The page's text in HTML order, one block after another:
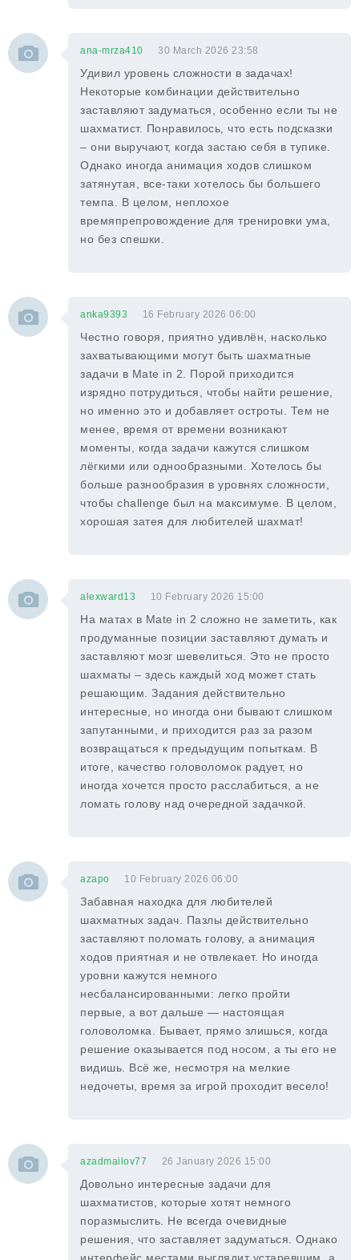
ana-mrza410 30 March 2026 23:58
Удивил уровень сложности в задачах!
Некоторые комбинации действительно
заставляют задуматься, особенно если ты не
шахматист. Понравилось, что есть подсказки
– они выручают, когда застаю себя в тупике.
Однако иногда анимация ходов слишком
затянутая, все-таки хотелось бы большего
темпа. В целом, неплохое
времяпрепровождение для тренировки ума,
но без спешки.
anka9393 16 February 2026 06:00
Честно говоря, приятно удивлён, насколько
захватывающими могут быть шахматные
задачи в Mate in 2. Порой приходится
изрядно потрудиться, чтобы найти решение,
но именно это и добавляет остроты. Тем не
менее, время от времени возникают
моменты, когда задачи кажутся слишком
лёгкими или однообразными. Хотелось бы
больше разнообразия в уровнях сложности,
чтобы challenge был на максимуме. В целом,
хорошая затея для любителей шахмат!
alexward13 10 February 2026 15:00
На матах в Mate in 2 сложно не заметить, как
продуманные позиции заставляют думать и
заставляют мозг шевелиться. Это не просто
шахматы – здесь каждый ход может стать
решающим. Задания действительно
интересные, но иногда они бывают слишком
запутанными, и приходится раз за разом
возвращаться к предыдущим попыткам. В
итоге, качество головоломок радует, но
иногда хочется просто расслабиться, а не
ломать голову над очередной задачкой.
azapo 10 February 2026 06:00
Забавная находка для любителей
шахматных задач. Пазлы действительно
заставляют поломать голову, а анимация
ходов приятная и не отвлекает. Но иногда
уровни кажутся немного
несбалансированными: легко пройти
первые, а вот дальше — настоящая
головоломка. Бывает, прямо злишься, когда
решение оказывается под носом, а ты его не
видишь. Всё же, несмотря на мелкие
недочеты, время за игрой проходит весело!
azadmailov77 26 January 2026 15:00
Довольно интересные задачи для
шахматистов, которые хотят немного
поразмыслить. Не всегда очевидные
решения, что заставляет задуматься. Однако